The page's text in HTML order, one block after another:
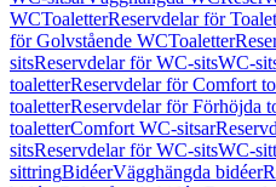
WCToaletterReservdelar för
för Golvstående WCToaletter
sitsReservdelar för WC-sitsWC-
toaletterReservdelar för Comfort
toaletterReservdelar för Förhöjda
toaletterComfort WC-sitsar
sitsReservdelar för WC-sitsWC-
sittringBidéerVägghängda bidéer